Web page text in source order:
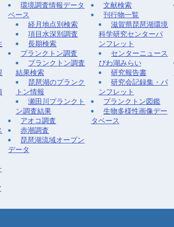
環境調査情報データ
ベース
経月地点別検索
項目水深別調査
長期検索
プランクトン調査
プランクトン調査
結果検索
琵琶湖のプランク
トン情報
瀬田川プランクト
ン調査結果
アオコ調査
赤潮調査
琵琶湖流域オープン
データ
文献検索
刊行物一覧
滋賀県琵琶湖環境
科学研究センターパ
ンフレット
センターニュース
びわ湖みらい
研究報告書
研究会記録集・パ
ンフレット
プランクトン図鑑
生物多様性画像デー
タベース